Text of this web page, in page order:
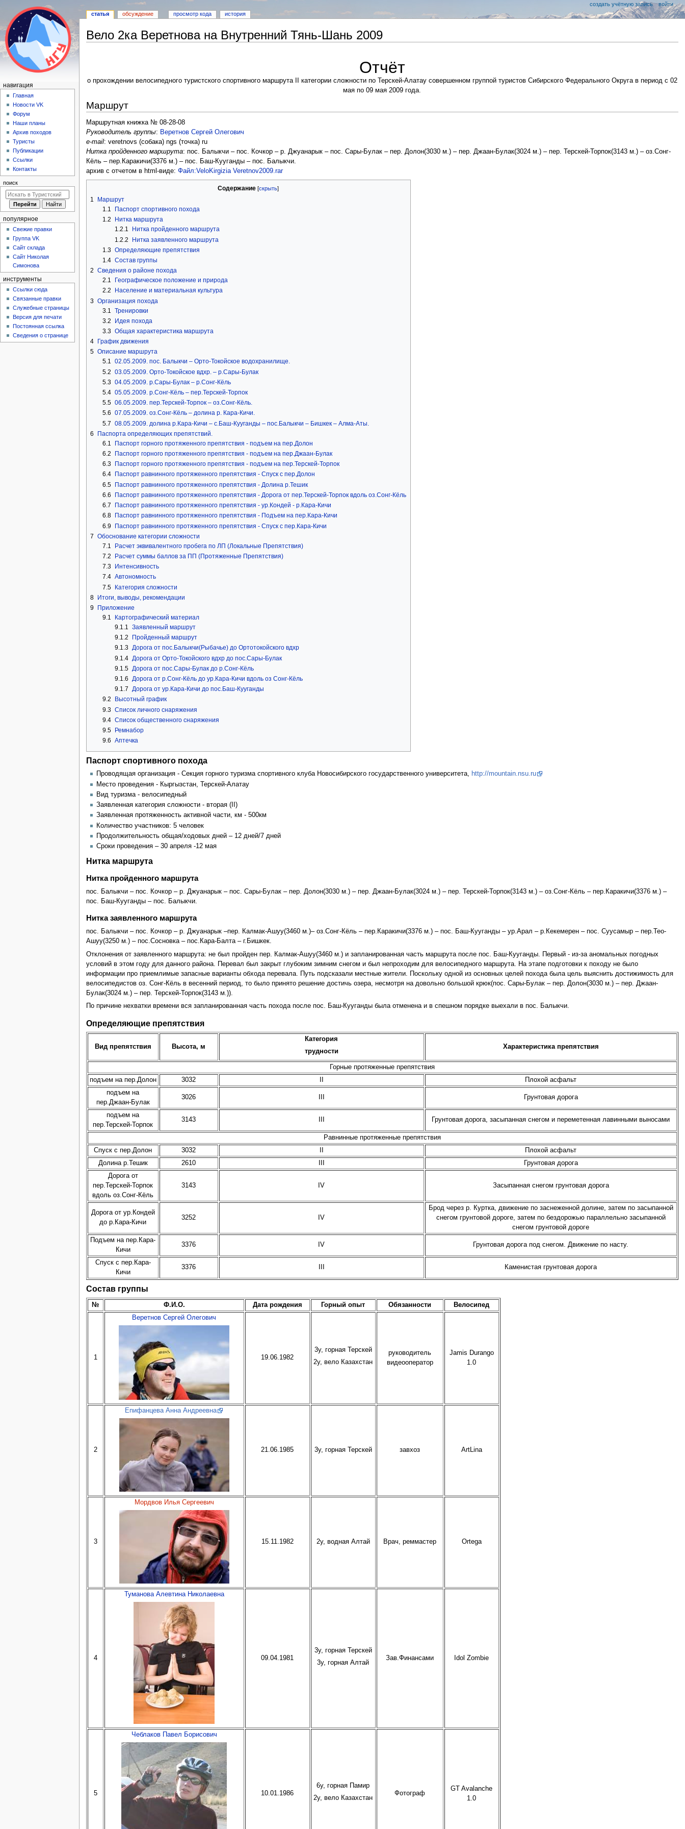
Вело 2ка Веретнова на Внутренний Тянь-Шань 2009
Отчёт
о прохождении велосипедного туристского спортивного маршрута II категории сложности по Терскей-Алатау совершенном группой туристов Сибирского Федерального Округа в период с 02
мая по 09 мая 2009 года.
Маршрут
Маршрутная книжка № 08-28-08
Руководитель группы: Веретнов Сергей Олегович
e-mail: veretnovs (собака) ngs (точка) ru
Нитка пройденного маршрута: пос. Балыкчи – пос. Кочкор – р. Джуанарык – пос. Сары-Булак – пер. Долон(3030 м.) – пер. Джаан-Булак(3024 м.) – пер. Терскей-Торпок(3143 м.) – оз.Сонг-
Кёль – пер.Каракичи(3376 м.) – пос. Баш-Кууганды – пос. Балыкчи.
архив с отчетом в html-виде: Файл:VeloKirgizia Veretnov2009.rar
Содержание
1
Маршрут
1.1
Паспорт спортивного похода
1.2
Нитка маршрута
1.2.1
Нитка пройденного маршрута
1.2.2
Нитка заявленного маршрута
1.3 Определяющие препятствия
1.4 Состав группы
2 Сведения о районе похода
2.1
Географическое положение и природа
2.2
Население и материальная культура
3 Организация похода
3.1
Тренировки
3.2
Идея похода
3.3 Общая характеристика маршрута
4
График движения
5 Описание маршрута
5.1 02.05.2009. пос. Балыкчи – Орто-Токойское водохранилище.
5.2 03.05.2009. Орто-Токойское вдхр. – р.Сары-Булак
5.3 04.05.2009. р.Сары-Булак – р.Сонг-Кёль
5.4 05.05.2009. р.Сонг-Кёль – пер.Терскей-Торпок
5.5 06.05.2009. пер.Терскей-Торпок – оз.Сонг-Кёль.
5.6 07.05.2009. оз.Сонг-Кёль – долина р. Кара-Кичи.
5.7 08.05.2009. долина р.Кара-Кичи – с.Баш-Кууганды – пос.Балыкчи – Бишкек – Алма-Аты.
6
Паспорта определяющих препятствий.
6.1
Паспорт горного протяженного препятствия - подъем на пер.Долон
6.2
Паспорт горного протяженного препятствия - подъем на пер.Джаан-Булак
6.3
Паспорт горного протяженного препятствия - подъем на пер.Терскей-Торпок
6.4
Паспорт равнинного протяженного препятствия - Спуск с пер.Долон
6.5 Паспорт равнинного протяженного препятствия - Долина р.Тешик
6.6
Паспорт равнинного протяженного препятствия - Дорога от пер.Терскей-Торпок вдоль оз.Сонг-Кёль
6.7
Паспорт равнинного протяженного препятствия - ур.Кондей - р.Кара-Кичи
6.8
Паспорт равнинного протяженного препятствия - Подъем на пер.Кара-Кичи
6.9 Паспорт равнинного протяженного препятствия - Спуск с пер.Кара-Кичи
7 Обоснование категории сложности
7.1
Расчет эквивалентного пробега по ЛП (Локальные Препятствия)
7.2
Расчет суммы баллов за ПП (Протяженные Препятствия)
7.3
Интенсивность
7.4 Автономность
7.5 Категория сложности
8 Итоги, выводы, рекомендации
9
Приложение
9.1
Картографический материал
9.1.1 Заявленный маршрут
9.1.2
Пройденный маршрут
9.1.3 Дорога от пос.Балыкчи(Рыбачье) до Ортотокойского вдхр
9.1.4 Дорога от Орто-Токойского вдхр до пос.Сары-Булак
9.1.5 Дорога от пос.Сары-Булак до р.Сонг-Кёль
9.1.6 Дорога от р.Сонг-Кёль до ур.Кара-Кичи вдоль оз Сонг-Кёль
9.1.7 Дорога от ур.Кара-Кичи до пос.Баш-Кууганды
9.2
Высотный график
9.3 Список личного снаряжения
9.4 Список общественного снаряжения
9.5
Ремнабор
9.6 Аптечка
Паспорт спортивного похода
Проводящая организация - Секция горного туризма спортивного клуба Новосибирского государственного университета, http://mountain.nsu.ru
Место проведения - Кыргызстан, Терскей-Алатау
Вид туризма - велосипедный
Заявленная категория сложности - вторая (II)
Заявленная протяженность активной части, км - 500км
Количество участников: 5 человек
Продолжительность общая/ходовых дней – 12 дней/7 дней
Сроки проведения – 30 апреля -12 мая
Нитка маршрута
Нитка пройденного маршрута
пос. Балыкчи – пос. Кочкор – р. Джуанарык – пос. Сары-Булак – пер. Долон(3030 м.) – пер. Джаан-Булак(3024 м.) – пер. Терскей-Торпок(3143 м.) – оз.Сонг-Кёль – пер.Каракичи(3376 м.) –
пос. Баш-Кууганды – пос. Балыкчи.
Нитка заявленного маршрута
пос. Балыкчи – пос. Кочкор – р. Джуанарык –пер. Калмак-Ашуу(3460 м.)– оз.Сонг-Кёль – пер.Каракичи(3376 м.) – пос. Баш-Кууганды – ур.Арал – р.Кекемерен – пос. Суусамыр – пер.Тео-
Ашуу(3250 м.) – пос.Сосновка – пос.Кара-Балта – г.Бишкек.
Отклонения от заявленного маршрута: не был пройден пер. Калмак-Ашуу(3460 м.) и запланированная часть маршрута после пос. Баш-Кууганды. Первый - из-за аномальных погодных
условий в этом году для данного района. Перевал был закрыт глубоким зимним снегом и был непроходим для велосипедного маршрута. На этапе подготовки к походу не было
информации про приемлимые запасные варианты обхода перевала. Путь подсказали местные жители. Поскольку одной из основных целей похода была цель выяснить достижимость для
велосипедистов оз. Сонг-Кёль в весенний период, то было принято решение достичь озера, несмотря на довольно большой крюк(пос. Сары-Булак – пер. Долон(3030 м.) – пер. Джаан-
Булак(3024 м.) – пер. Терскей-Торпок(3143 м.)).
По причине нехватки времени вся запланированная часть похода после пос. Баш-Кууганды была отменена и в спешном порядке выехали в пос. Балыкчи.
Определяющие препятствия
Вид препятствия Высота, м
Категория
трудности
Характеристика препятствия
Горные протяженные препятствия
подъем на пер.Долон
3032
Плохой асфальт
подъем на
пер.Джаан-Булак
3026 Грунтовая дорога
подъем на
пер.Терскей-Торпок
3143 Грунтовая дорога, засыпанная снегом и переметенная лавинными выносами
Равнинные протяженные препятствия
Спуск с пер.Долон
3032
Плохой асфальт
Долина р.Тешик
2610
Грунтовая дорога
Дорога от
пер.Терскей-Торпок
вдоль оз.Сонг-Кёль
3143 IV Засыпанная снегом грунтовая дорога
Дорога от ур.Кондей
до р.Кара-Кичи
3252 IV
Брод через р. Куртка, движение по заснеженной долине, затем по засыпанной
снегом грунтовой дороге, затем по бездорожью параллельно засыпанной
снегом грунтовой дороге
Подъем на пер.Кара-
Кичи
3376 IV Грунтовая дорога под снегом. Движение по насту.
Спуск с пер.Кара-
Кичи
3376 Каменистая грунтовая дорога
Состав группы
№ Ф.И.О. Дата рождения Горный опыт Обязанности Велосипед
1
Веретнов Сергей Олегович
19.06.1982
3у, горная Терскей
2у, вело Казахстан
руководитель
видеооператор
Jamis Durango
1.0
2
Епифанцева Анна Андреевна
21.06.1985 3у, горная Терскей завхоз ArtLina
3
Мордвов Илья Сергеевич
15.11.1982 2у, водная Алтай Врач, реммастер Ortega
4
Туманова Алевтина Николаевна
09.04.1981
3у, горная Терскей
3у, горная Алтай
Зав.Финансами Idol Zombie
5
Чеблаков Павел Борисович
10.01.1986
6у, горная Памир
2у, вело Казахстан
Фотограф
GT Avalanche
1.0
Н
я
статья обсуждение просмотр кода история
создать учётную запись войти
навигация
Главная
Новости VK
Форум
Наши планы
Архив походов
Туристы
Публикации
Ссылки
Контакты
поиск
популярное
Свежие правки
Группа VK
Сайт склада
Сайт Николая
Симонова
инструменты
Ссылки сюда
Связанные правки
Служебные страницы
Версия для печати
Постоянная ссылка
Сведения о странице